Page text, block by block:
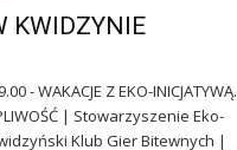
KWIDZYNIE
- WAKACJE Z EKO-INICJATYWĄ.
| Stowarzyszenie Eko-
Klub Gier Bitewnych |